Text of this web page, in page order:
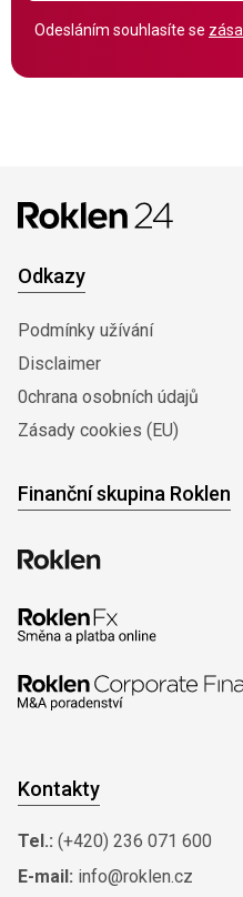
Odesláním souhlasíte se
Odkazy
Podmínky užívání
Disclaimer
0chrana osobních údajů
Zásady cookies (EU)
Finanční skupina Roklen
Kontakty
Tel.: (+420) 236 071 600
E-mail: info@roklen.cz